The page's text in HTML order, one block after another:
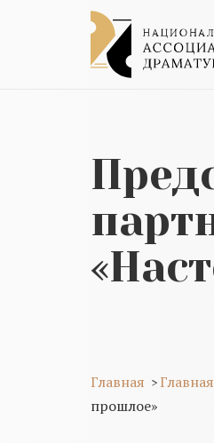
Главная > Главная
прошлое»